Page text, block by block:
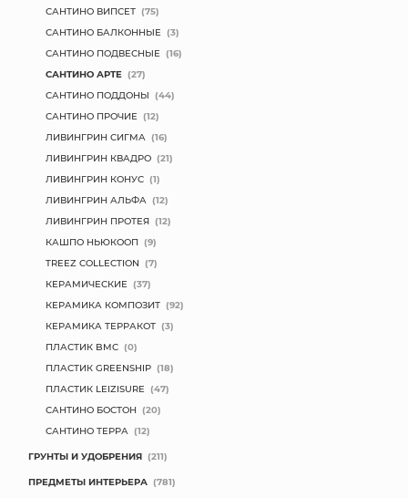
САНТИНО ВИПСЕТ (75)
САНТИНО БАЛКОННЫЕ (3)
САНТИНО ПОДВЕСНЫЕ (16)
САНТИНО АРТЕ (27)
САНТИНО ПОДДОНЫ (44)
САНТИНО ПРОЧИЕ (12)
ЛИВИНГРИН СИГМА (16)
ЛИВИНГРИН КВАДРО (21)
ЛИВИНГРИН КОНУС (1)
ЛИВИНГРИН АЛЬФА (12)
ЛИВИНГРИН ПРОТЕЯ (12)
КАШПО НЬЮКООП (9)
TREEZ COLLECTION (7)
КЕРАМИЧЕСКИЕ (37)
КЕРАМИКА КОМПОЗИТ (92)
КЕРАМИКА ТЕРРАКОТ (3)
ПЛАСТИК BMC (0)
ПЛАСТИК GREENSHIP (18)
ПЛАСТИК LEIZISURE (47)
САНТИНО БОСТОН (20)
САНТИНО ТЕРРА (12)
ГРУНТЫ И УДОБРЕНИЯ (211)
ПРЕДМЕТЫ ИНТЕРЬЕРА (781)